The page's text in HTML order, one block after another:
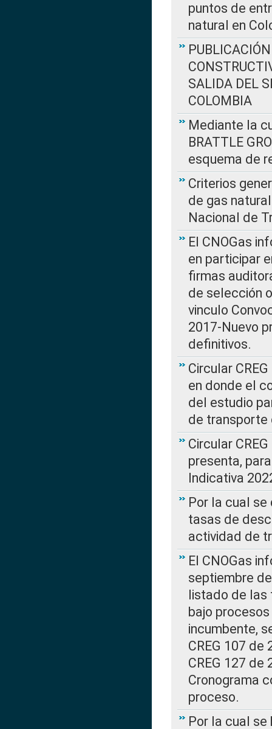
puntos de
natural en
SALIDA DEL
COLOMBIA
Mediante la
BRATTLE
esquema de
Criterios
de gas
Nacional de
El CNOGas
en participar
firmas
de selección
vinculo
2017-Nuevo
definitivos.
Circular
en donde el
del estudio
de transporte
Circular
presenta,
Indicativa
Por la cual
tasas de
actividad de
El CNOGas
septiembre
listado de las
bajo
incumbente,
CREG 107
CREG 127 de
Cronograma
proceso.
Por la cual se